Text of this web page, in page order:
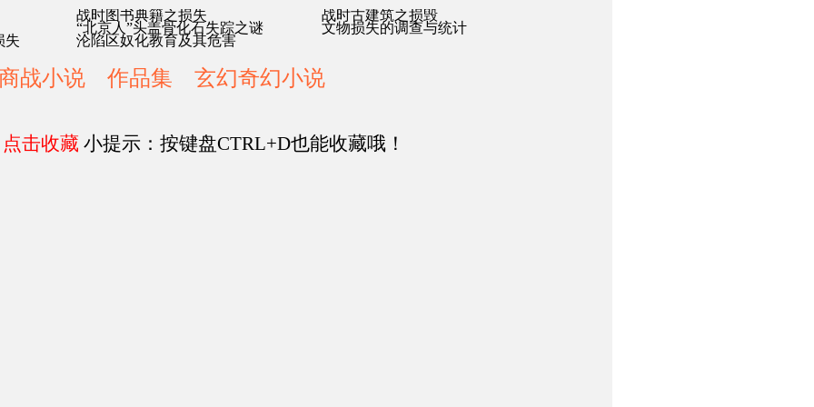
战时图书典籍之损失
战时古建筑之损毁
“北京人”头盖骨化石失踪之谜
文物损失的调查与统计
失
沦陷区奴化教育及其危害
战小说 作品集 玄幻奇幻小说
点击收藏 小提示：按键盘CTRL+D也能收藏哦！